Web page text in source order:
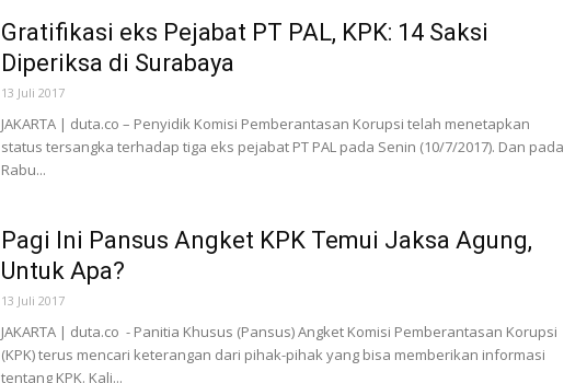
Gratifikasi eks Pejabat PT PAL, KPK: 14 Saksi
Diperiksa di Surabaya
13 Juli 2017
JAKARTA | duta.co – Penyidik Komisi Pemberantasan Korupsi telah menetapkan
status tersangka terhadap tiga eks pejabat PT PAL pada Senin (10/7/2017). Dan pada
Rabu...
Pagi Ini Pansus Angket KPK Temui Jaksa Agung,
Untuk Apa?
13 Juli 2017
JAKARTA | duta.co - Panitia Khusus (Pansus) Angket Komisi Pemberantasan Korupsi
(KPK) terus mencari keterangan dari pihak-pihak yang bisa memberikan informasi
tentang KPK. Kali...